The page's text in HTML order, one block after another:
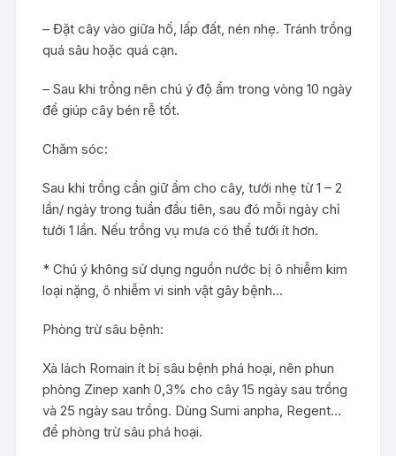
– Đặt cây vào giữa hố, lấp đất, nén nhẹ. Tránh trồng
quá sâu hoặc quá cạn.
– Sau khi trồng nên chú ý độ ẩm trong vòng 10 ngày
để giúp cây bén rễ tốt.
Chăm sóc:
Sau khi trồng cần giữ ẩm cho cây, tưới nhẹ từ 1 – 2
lần/ ngày trong tuần đầu tiên, sau đó mỗi ngày chỉ
tưới 1 lần. Nếu trồng vụ mưa có thể tưới ít hơn.
* Chú ý không sử dụng nguồn nước bị ô nhiễm kim
loại nặng, ô nhiễm vi sinh vật gây bệnh…
Phòng trừ sâu bệnh:
Xà lách Romain ít bị sâu bệnh phá hoại, nên phun
phòng Zinep xanh 0,3% cho cây 15 ngày sau trồng
và 25 ngày sau trồng. Dùng Sumi anpha, Regent…
để phòng trừ sâu phá hoại.